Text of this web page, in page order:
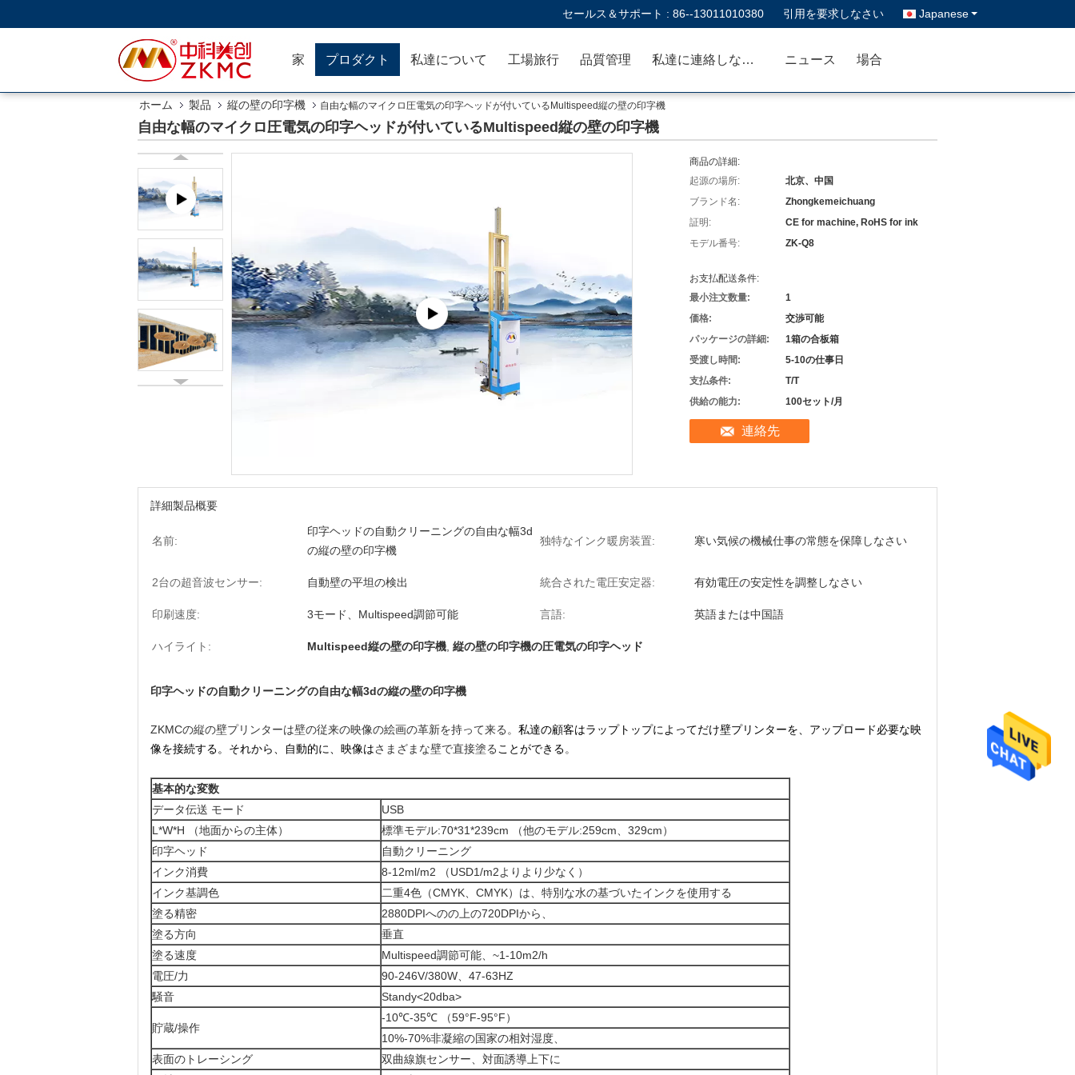
セールス＆サポート : 86--13011010380 引用を要求しなさい Japanese
家 プロダクト 私達について 工場旅行 品質管理 私達に連絡しなさい ニュース 場合
ホーム 製品 縦の壁の印字機 自由な幅のマイクロ圧電気の印字ヘッドが付いているMultispeed縦の壁の印字機
自由な幅のマイクロ圧電気の印字ヘッドが付いているMultispeed縦の壁の印字機
商品の詳細:
起源の場所:
北京、中国
ブランド名:
Zhongkemeichuang
証明:
CE for machine, RoHS for ink
モデル番号:
ZK-Q8
お支払配送条件:
最小注文数量:
1
価格:
交渉可能
パッケージの詳細:
1箱の合板箱
受渡し時間:
5-10の仕事日
支払条件:
T/T
供給の能力:
100セット/月
連絡先
詳細製品概要
名前:
印字ヘッドの自動クリーニングの自由な幅3d
の縦の壁の印字機
独特なインク暖房装置: 寒い気候の機械仕事の常態を保障しなさい
2台の超音波センサー: 自動壁の平坦の検出 統合された電圧安定器: 有効電圧の安定性を調整しなさい
印刷速度: 3モード、Multispeed調節可能 言語: 英語または中国語
ハイライト: Multispeed縦の壁の印字機 縦の壁の印字機の圧電気の印字ヘッド
印字ヘッドの自動クリーニングの自由な幅3dの縦の壁の印字機
ZKMCの縦の壁プリンターは壁の従来の映像の絵画の革新を持って来る。 私達の顧客はラップトップによってだけ壁プリンターを、アップロード必要な映
像を接続する。それから、自動的に、映像はさまざまな壁で直接塗る ことができる。
基本的な変数
データ伝送 モード
USB
L*W*H （地面からの主体）
標準モデル:70*31*239cm （他のモデル:259cm、329cm）
印字ヘッド
自動クリーニング
インク消費
8-12ml/m2 （USD1/m2よりより少なく）
インク基調色
二重4色（CMYK、CMYK）は、特別な水の基づいたインクを使用する
塗る精密
2880DPIへのの上の720DPIから、
塗る方向
垂直
塗る速度
Multispeed調節可能、~1-10m2/h
電圧/力
90-246V/380W、47-63HZ
騒音
Standy<20dba>
貯蔵/操作
-10℃-35℃ （59°F-95°F）
10%-70%非凝縮の国家の相対湿度、
表面のトレーシング
双曲線旗センサー、対面誘導上下に